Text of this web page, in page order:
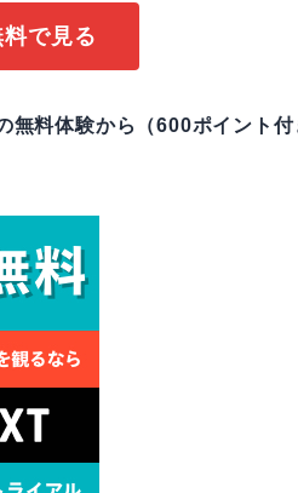
で見る
無料体験から（600ポイント付